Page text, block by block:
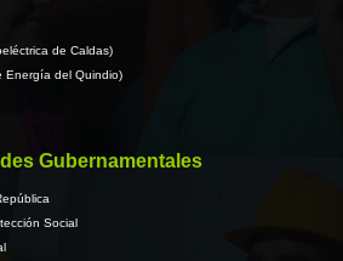
de Caldas)
Energía del Quindio)
Gubernamentales
Social